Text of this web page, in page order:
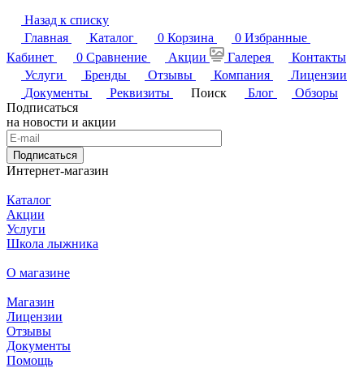
Назад к списку
Главная
Каталог 0 Корзина 0 Избранные
Кабинет
0 Сравнение Акции Галерея
Контакты
Услуги
Бренды Отзывы Компания
Лицензии
Документы
Реквизиты Поиск Блог
Обзоры
Подписаться
на новости и акции
Подписаться
Интернет-магазин
Каталог
Акции
Услуги
Школа лыжника
О магазине
Магазин
Лицензии
Отзывы
Документы
Помощь